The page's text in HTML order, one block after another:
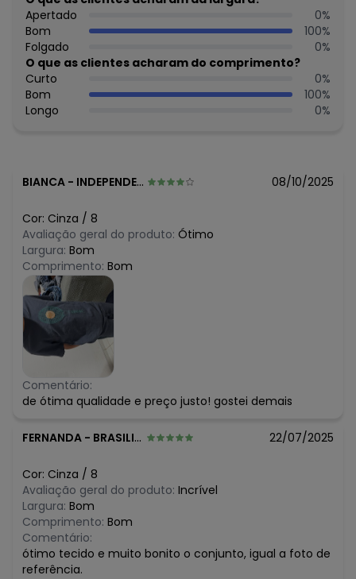
O preço apresentado abaixo é o menor oferecido em
algum dia do mês, para o menor tamanho disponível.
agosto/2026
N/D*
julho/2026
junho/2026 N/D*
maio/2026 N/D*
abril/2026 N/D*
Apertado
0%
Bom
100%
Folgado
0%
O que as clientes acharam do comprimento?
Curto
0%
Bom
100%
Longo
0%
BIANCA - INDEPENDENCIA - CE 08/10/2025
Cor: Cinza / 8
Avaliação geral do produto: Ótimo
Largura: Bom
Comprimento: Bom
Comentário:
de ótima qualidade e preço justo! gostei demais
FERNANDA - BRASILIA - DF 22/07/2025
Cor: Cinza / 8
Avaliação geral do produto: Incrível
Largura: Bom
Comprimento: Bom
Comentário:
ótimo tecido e muito bonito o conjunto, igual a foto de
referência.